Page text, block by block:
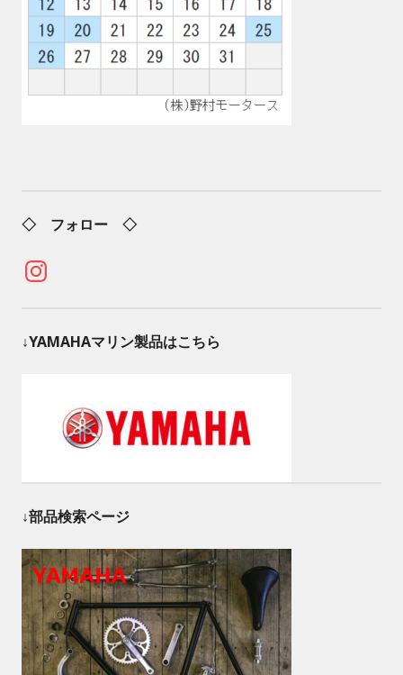
◇ フォロー ◇
Instagram
↓YAMAHAマリン製品はこちら
↓部品検索ページ